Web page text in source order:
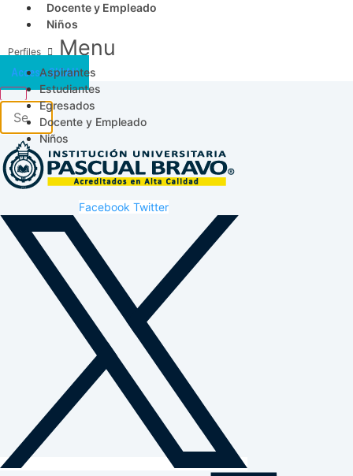
Docente y Empleado
Niños
Menu
Aspirantes
Estudiantes
Egresados
Docente y Empleado
Niños
Acceso SICAU
Facebook Twitter